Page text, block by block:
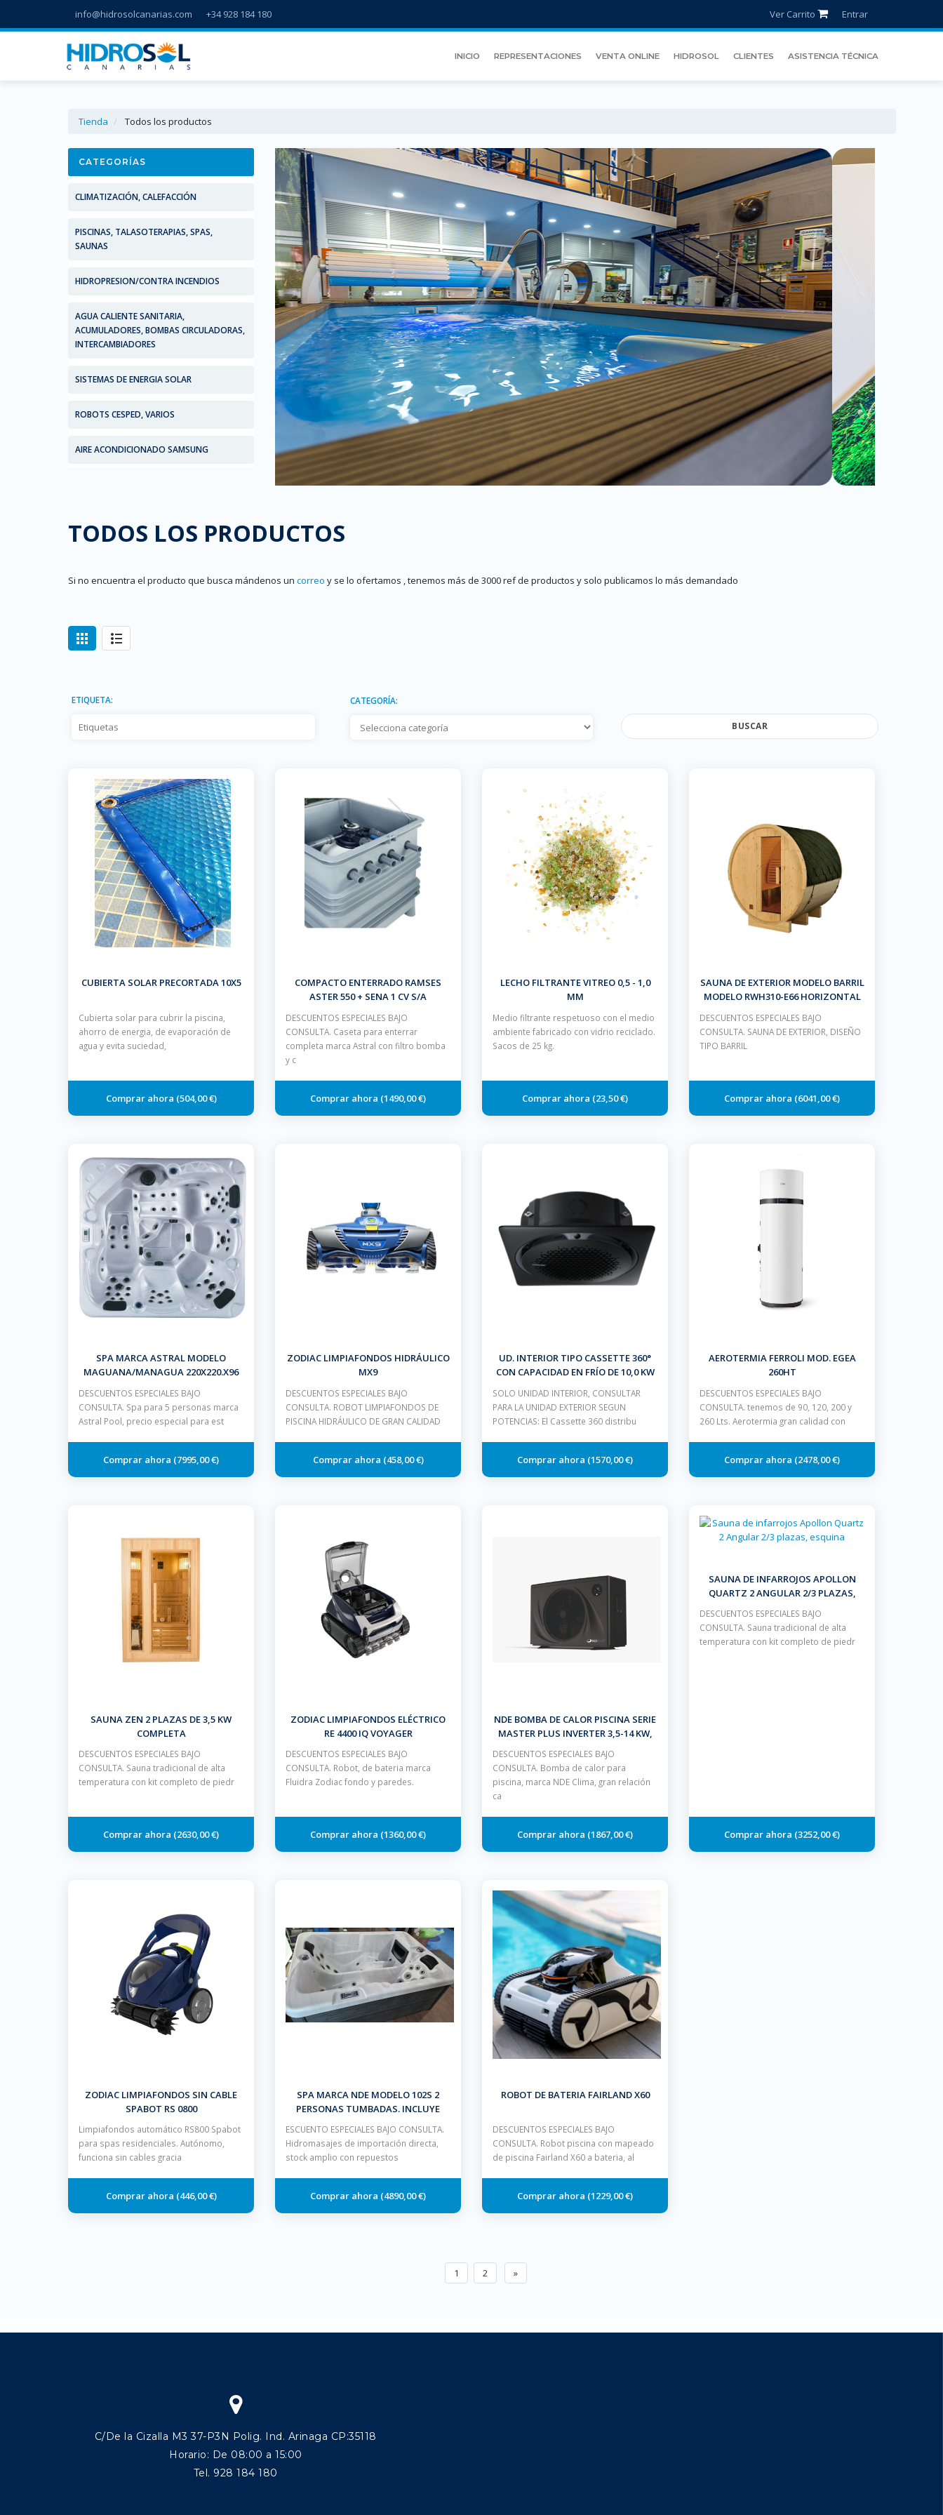
info@hidrosolcanarias.com +34 928 184 180 Ver Carrito Entrar
INICIO REPRESENTACIONES VENTA ONLINE HIDROSOL CLIENTES ASISTENCIA TÉCNICA
Tienda Todos los productos
CATEGORÍAS
CLIMATIZACIÓN, CALEFACCIÓN
PISCINAS, TALASOTERAPIAS, SPAS,
SAUNAS
HIDROPRESION/CONTRA INCENDIOS
AGUA CALIENTE SANITARIA,
ACUMULADORES, BOMBAS CIRCULADORAS,
INTERCAMBIADORES
SISTEMAS DE ENERGIA SOLAR
ROBOTS CESPED, VARIOS
AIRE ACONDICIONADO SAMSUNG
TODOS LOS PRODUCTOS
Si no encuentra el producto que busca mándenos un correo y se lo ofertamos , tenemos más de 3000 ref de productos y solo publicamos lo más demandado
ETIQUETA: CATEGORÍA:
BUSCAR
CUBIERTA SOLAR PRECORTADA 10X5
Cubierta solar para cubrir la piscina,
ahorro de energia, de evaporación de
agua y evita suciedad,
504,00 €
COMPACTO ENTERRADO RAMSES
ASTER 550 + SENA 1 CV S/A
DESCUENTOS ESPECIALES BAJO
CONSULTA. Caseta para enterrar
completa marca Astral con filtro bomba
y c
1490,00 €
LECHO FILTRANTE VITREO 0,5 - 1,0
MM
Medio filtrante respetuoso con el medio
ambiente fabricado con vidrio reciclado.
Sacos de 25 kg.
23,50 €
SAUNA DE EXTERIOR MODELO BARRIL
MODELO RWH310-E66 HORIZONTAL
DESCUENTOS ESPECIALES BAJO
CONSULTA. SAUNA DE EXTERIOR, DISEÑO
TIPO BARRIL
6041,00 €
SPA MARCA ASTRAL MODELO
MAGUANA/MANAGUA 220X220.X96
CON ESCALERA Y CUBIERTA
DESCUENTOS ESPECIALES BAJO
CONSULTA. Spa para 5 personas marca
Astral Pool, precio especial para est
7995,00 €
ZODIAC LIMPIAFONDOS HIDRÁULICO
MX9
DESCUENTOS ESPECIALES BAJO
CONSULTA. ROBOT LIMPIAFONDOS DE
PISCINA HIDRÁULICO DE GRAN CALIDAD
458,00 €
UD. INTERIOR TIPO CASSETTE 360°
CON CAPACIDAD EN FRÍO DE 10,0 KW
SOLO UNIDAD INTERIOR, CONSULTAR
PARA LA UNIDAD EXTERIOR SEGUN
POTENCIAS: El Cassette 360 distribu
1570,00 €
AEROTERMIA FERROLI MOD. EGEA
260HT
DESCUENTOS ESPECIALES BAJO
CONSULTA. tenemos de 90, 120, 200 y
260 Lts. Aerotermia gran calidad con
2478,00 €
SAUNA ZEN 2 PLAZAS DE 3,5 KW
COMPLETA
DESCUENTOS ESPECIALES BAJO
CONSULTA. Sauna tradicional de alta
temperatura con kit completo de piedr
2630,00 €
ZODIAC LIMPIAFONDOS ELÉCTRICO
RE 4400 IQ VOYAGER
DESCUENTOS ESPECIALES BAJO
CONSULTA. Robot, de bateria marca
Fluidra Zodiac fondo y paredes.
1360,00 €
NDE BOMBA DE CALOR PISCINA SERIE
MASTER PLUS INVERTER 3,5-14 KW,
DESCUENTOS ESPECIALES BAJO
CONSULTA. Bomba de calor para
piscina, marca NDE Clima, gran relación
ca
1867,00 €
SAUNA DE INFARROJOS APOLLON
QUARTZ 2 ANGULAR 2/3 PLAZAS,
DESCUENTOS ESPECIALES BAJO
CONSULTA. Sauna tradicional de alta
temperatura con kit completo de piedr
3252,00 €
ZODIAC LIMPIAFONDOS SIN CABLE
SPABOT RS 0800
Limpiafondos automático RS800 Spabot
para spas residenciales. Autónomo,
funciona sin cables gracia
446,00 €
SPA MARCA NDE MODELO 102S 2
PERSONAS TUMBADAS. INCLUYE
ESCUENTO ESPECIALES BAJO CONSULTA.
Hidromasajes de importación directa,
stock amplio con repuestos
4890,00 €
ROBOT DE BATERIA FAIRLAND X60
DESCUENTOS ESPECIALES BAJO
CONSULTA. Robot piscina con mapeado
de piscina Fairland X60 a bateria, al
1229,00 €
1 2 »
C/De la Cizalla M3 37-P3N Polig. Ind. Arinaga CP:35118
Horario: De 08:00 a 15:00
Tel. 928 184 180